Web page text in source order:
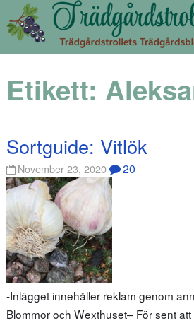
Etikett:
Sortguide: Vitlök
November 23, 2020 20
-Inlägget innehåller reklam genom
Blommor och Wexthuset– För sent